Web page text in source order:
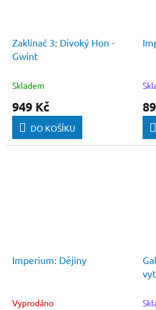
Zaklínač 3: Divoký Hon -
Gwint
Skladem
949 Kč
DO KOŠÍKU
Imperium: Dějiny
Vyprodáno